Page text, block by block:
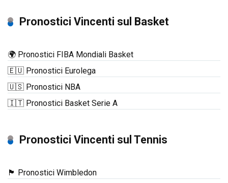
Pronostici Vincenti sul Basket
🌍 Pronostici FIBA Mondiali Basket
🇪🇺 Pronostici Eurolega
🇺🇸 Pronostici NBA
🇮🇹 Pronostici Basket Serie A
Pronostici Vincenti sul Tennis
🏴󠁧󠁢󠁥󠁮󠁧󠁿 Pronostici Wimbledon